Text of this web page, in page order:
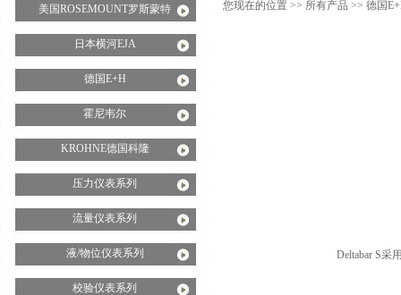
美国ROSEMOUNT罗斯蒙特
日本横河EJA
德国E+H
霍尼韦尔
KROHNE德国科隆
压力仪表系列
流量仪表系列
液/物位仪表系列
校验仪表系列
您现在的位置 >> 所有产品 >> 德国
Deltabar S采